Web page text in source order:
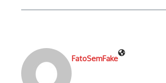
FatoSemFake